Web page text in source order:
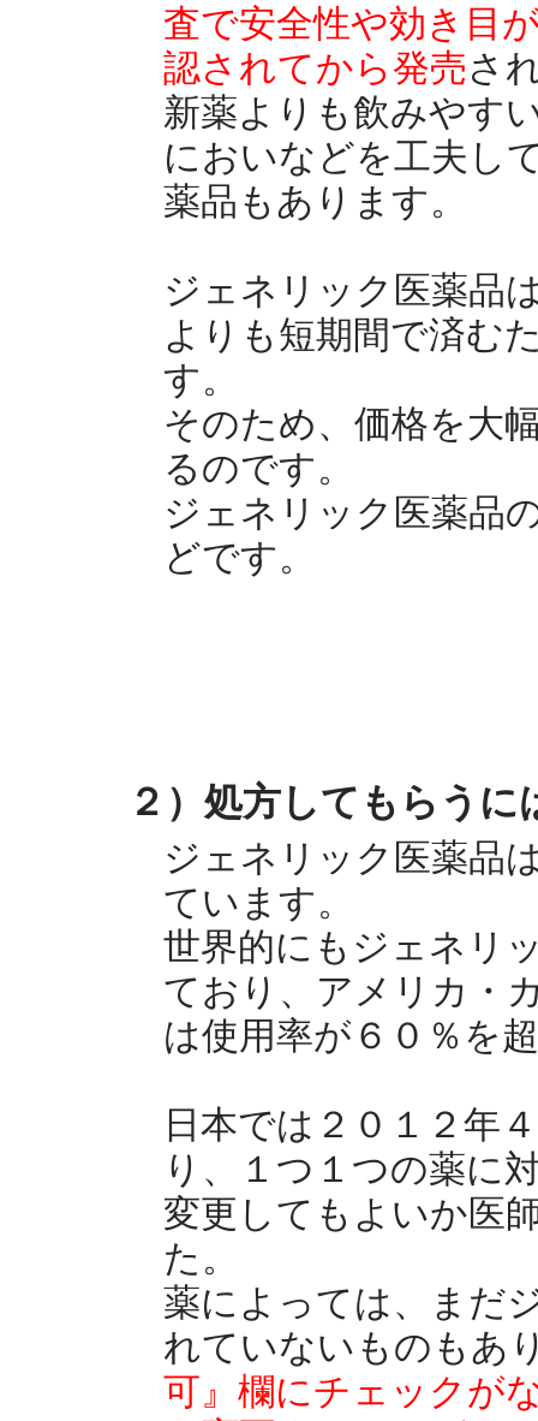
査で安全性や効き目
認されてから発売さ
新薬よりも飲みやす
においなどを工夫し
薬品もあります。
ジェネリック医薬品
よりも短期間で済む
す。
そのため、価格を大
るのです。
ジェネリック医薬品
どです。
２）処方してもらうに
ジェネリック医薬品
ています。
世界的にもジェネリ
ており、アメリカ・
は使用率が６０％を
日本では２０１２年
り、１つ１つの薬に
変更してもよいか医
た。
薬によっては、まだ
れていないものもあ
可』欄にチェックが